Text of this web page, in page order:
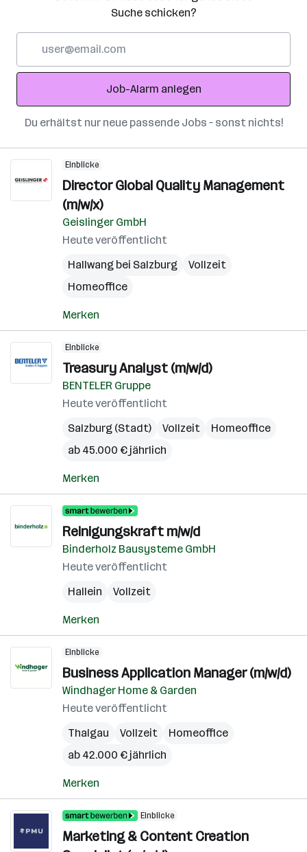
Suche schicken?
Adresse
Job-Alarm anlegen
Du erhältst nur neue passende Jobs – sonst nichts!
Einblicke
Director Global Quality Management
(m/w/x)
Geislinger GmbH
Heute veröffentlicht
Hallwang bei Salzburg
Vollzeit
Homeoffice
Merken
Einblicke
Treasury Analyst (m/w/d)
BENTELER Gruppe
Heute veröffentlicht
Salzburg (Stadt)
Vollzeit
Homeoffice
ab 45.000 € jährlich
Merken
Reinigungskraft m/w/d
Binderholz Bausysteme GmbH
Heute veröffentlicht
Hallein
Vollzeit
Merken
Einblicke
Business Application Manager (m/w/d)
Windhager Home & Garden
Heute veröffentlicht
Thalgau
Vollzeit
Homeoffice
ab 42.000 € jährlich
Merken
Einblicke
Marketing & Content Creation